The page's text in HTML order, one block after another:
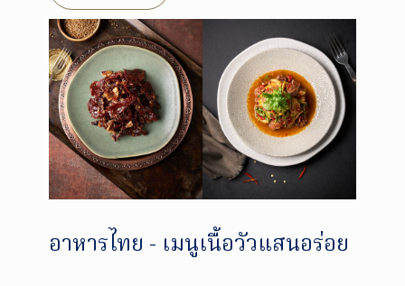
อาหารไทย - เมนูเนื้อวัวแสนอร่อย